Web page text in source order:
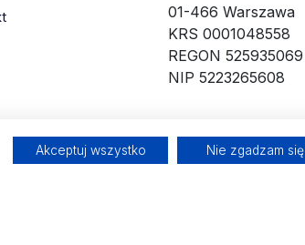
01-466 Warszawa
KRS 0001048558
REGON 525935069
NIP 5223265608
Akceptuj wszystko Nie zgadzam się